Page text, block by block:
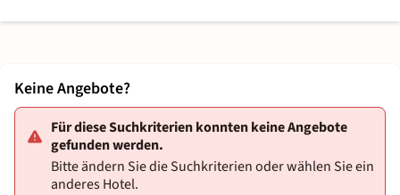
Keine Angebote?
Für diese Suchkriterien konnten keine Angebote
gefunden werden.
Bitte ändern Sie die Suchkriterien oder wählen Sie ein
anderes Hotel.